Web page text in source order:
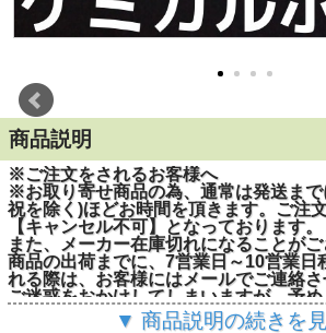
商品説明
※ご注文をされるお客様へ
※お取り寄せ商品の為、通常は発送まで
祝を除く)ほどお時間を頂きます。ご注
【キャンセル不可】となっております。
また、メーカー在庫切れになることが
商品の出荷までに、7営業日～10営業日
れる際は、お客様にはメールでご連絡
ご迷惑をおかけしてしまいますが、予
お願い申し上げます。▼ 商品説明の続きを